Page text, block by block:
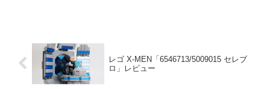
レゴ X-MEN「6546713/5009015 セレブ
ロ」レビュー